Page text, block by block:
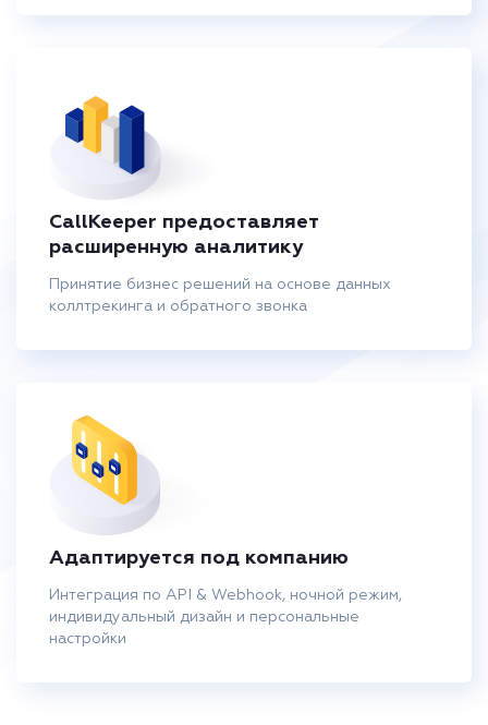
CallKeeper предоставляет
расширенную аналитику
Принятие бизнес решений на основе данных
коллтрекинга и обратного звонка
Адаптируется под компанию
Интеграция по API & Webhook, ночной режим,
индивидуальный дизайн и персональные
настройки